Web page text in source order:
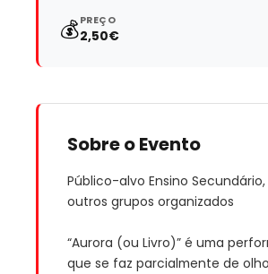
💰PREÇO
2,50€
Sobre o Evento
Público-alvo Ensino
outros grupos organizados
“Aurora (ou Livro)” é uma
que se faz parcialmente de